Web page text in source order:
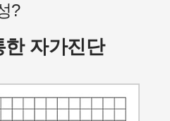
?
한 자가진단